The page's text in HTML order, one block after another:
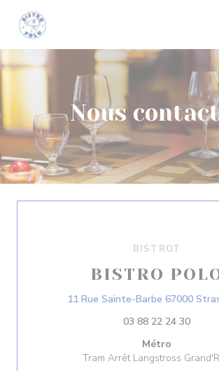
Personnalisation de vos choix en matière de
Nous
BISTROT
BISTRO
11 Rue Sainte-Barbe 67000
03 88 22 24 30
Métro
Tram Arrêt Langstross